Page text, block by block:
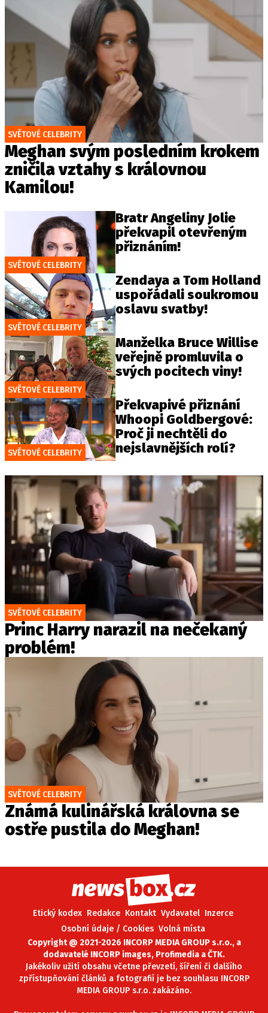
SVĚTOVÉ CELEBRITY
Meghan svým posledním krokem
zničila vztahy s královnou
Kamilou!
SVĚTOVÉ CELEBRITY
Bratr Angeliny Jolie
překvapil otevřeným
přiznáním!
SVĚTOVÉ CELEBRITY
Zendaya a Tom Holland
uspořádali soukromou
oslavu svatby!
SVĚTOVÉ CELEBRITY
Manželka Bruce Willise
veřejně promluvila o
svých pocitech viny!
SVĚTOVÉ CELEBRITY
Překvapivé přiznání
Whoopi Goldbergové:
Proč ji nechtěli do
nejslavnějších rolí?
SVĚTOVÉ CELEBRITY
Princ Harry narazil na nečekaný
problém!
SVĚTOVÉ CELEBRITY
Známá kulinářská královna se
ostře pustila do Meghan!
Etický kodex Redakce Kontakt Vydavatel Inzerce
Osobní údaje / Cookies Volná místa
Copyright @ 2021-2026 INCORP MEDIA GROUP s.r.o., a
dodavatelé INCORP images, Profimedia a ČTK.
Jakékoliv užití obsahu včetne převzetí, šíření či dalšího
zpřístupňování článků a fotografií je bez souhlasu INCORP
MEDIA GROUP s.r.o. zakázáno.